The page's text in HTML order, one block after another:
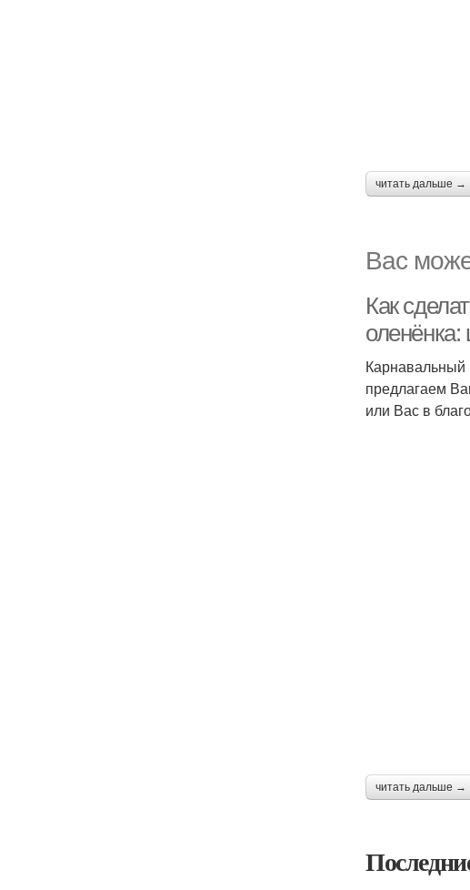
читать дальше →
Вас
Как
Карнавальный
предлагаем
или Вас в
читать дальше →